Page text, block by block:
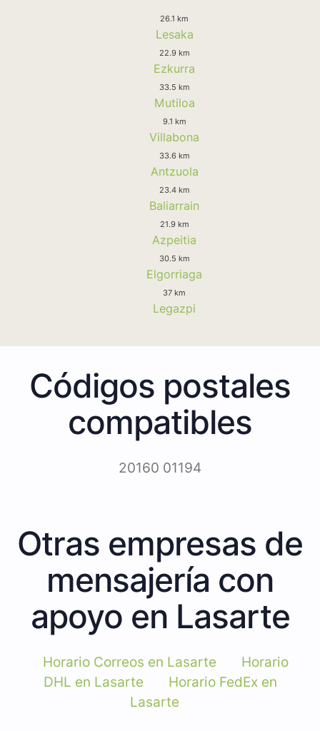
26.1 km
Lesaka
22.9 km
Ezkurra
33.5 km
Mutiloa
9.1 km
Villabona
33.6 km
Antzuola
23.4 km
Baliarrain
21.9 km
Azpeitia
30.5 km
Elgorriaga
37 km
Legazpi
Códigos postales
compatibles
20160 01194
Otras empresas de
mensajería con
apoyo en Lasarte
Horario Correos en Lasarte
Horario
DHL en Lasarte
Horario FedEx en
Lasarte